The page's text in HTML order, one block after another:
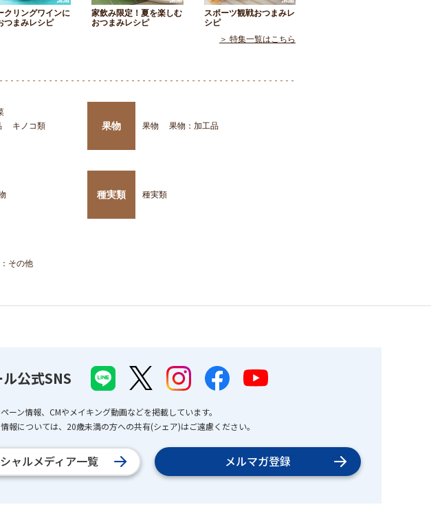
クリングワインに
つまみレシピ
家飲み限定！夏を楽しむ
おつまみレシピ
スポーツ観戦おつまみレ
シピ
＞ 特集一覧はこちら
キノコ類
果物 果物 果物：加工品
種実類 種実類
その他
公式SNS
ーン情報、CMやメイキング動画などを掲載しています。
報については、20歳未満の方への共有(シェア)はご遠慮ください。
ャルメディア一覧 メルマガ登録